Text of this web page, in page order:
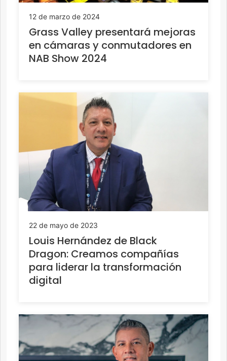
12 de marzo de 2024
Grass Valley presentará mejoras
en cámaras y conmutadores en
NAB Show 2024
22 de mayo de 2023
Louis Hernández de Black
Dragon: Creamos compañías
para liderar la transformación
digital